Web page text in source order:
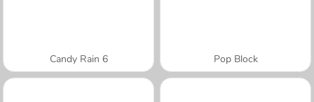
Candy Rain 6 Pop Block